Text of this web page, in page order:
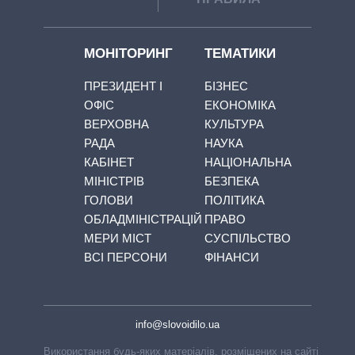
МОНІТОРИНГ
ПРЕЗИДЕНТ І
ОФІС
ВЕРХОВНА
РАДА
КАБІНЕТ
МІНІСТРІВ
ГОЛОВИ
ОБЛАДМІНІСТРАЦІЙ
МЕРИ МІСТ
ВСІ ПЕРСОНИ
ТЕМАТИКИ
БІЗНЕС
ЕКОНОМІКА
КУЛЬТУРА
НАУКА
НАЦІОНАЛЬНА
БЕЗПЕКА
ПОЛІТИКА
ПРАВО
СУСПІЛЬСТВО
ФІНАНСИ
info@slovoidilo.ua
Використання будь-яких матеріалів, розміщених на сайті,